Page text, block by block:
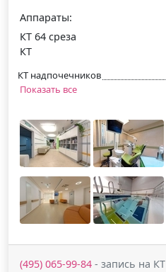
Аппараты:
КТ 64 среза
КТ
КТ надпочечников
Показать все
(495) 065-99-84 - запись на КТ